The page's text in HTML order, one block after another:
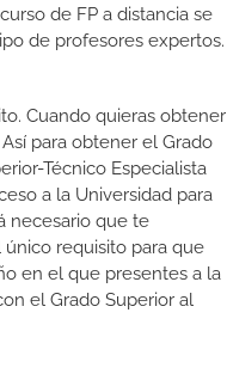
de FP a distancia se
de profesores expertos.
Cuando quieras obtener
para obtener el Grado
Técnico Especialista
a la Universidad para
necesario que te
único requisito para que
en el que presentes a la
el Grado Superior al